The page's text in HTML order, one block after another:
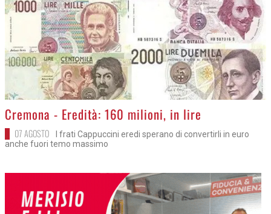
>
Cremona - Eredità: 160 milioni, in lire
07 AGOSTO
I frati Cappuccini eredi sperano di convertirli in euro
anche fuori temo massimo